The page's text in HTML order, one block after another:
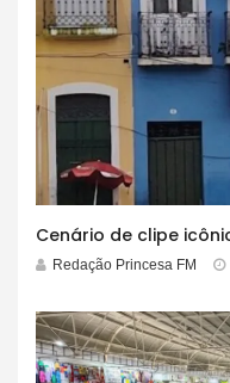
Redação Princesa FM